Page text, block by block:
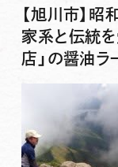
【旭川市】
家系と伝統
店」の醤油ラ